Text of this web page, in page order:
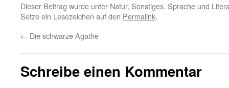
Dieser Beitrag wurde unter Natur, Sonstiges, Sprache und
Setze ein Lesezeichen auf den Permalink.
← Die schwarze Agathe
Schreibe einen Kommentar